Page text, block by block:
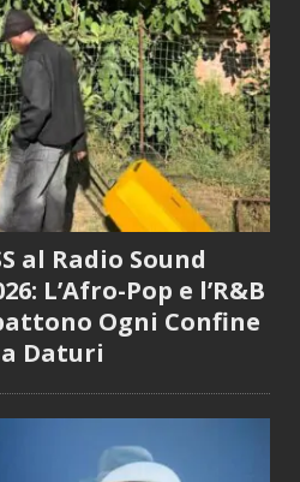
al Radio Sound
L’Afro-Pop e l’R&B
Ogni Confine
Daturi